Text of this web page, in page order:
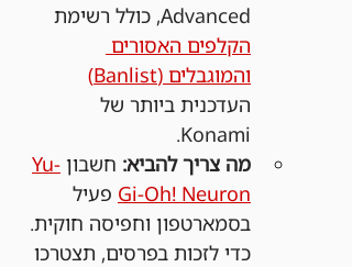
Advanced, כולל רשימת
הקלפים האסורים
והמוגבלים (Banlist)
העדכנית ביותר של
Konami.
מה צריך להביא: חשבון Yu-
Gi-Oh! Neuron פעיל
בסמארטפון וחפיסה חוקית.
כדי לזכות בפרסים, תצטרכו